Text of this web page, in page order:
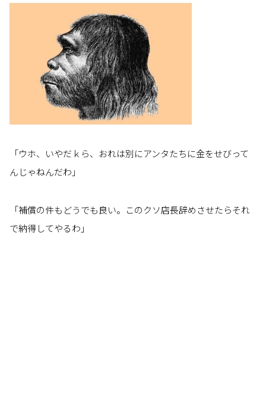
「ウホ、いやだｋら、おれは別にアンタたちに金をせびって
んじゃねんだわ」
「補償の件もどうでも良い。このクソ店長辞めさせたらそれ
で納得してやるわ」